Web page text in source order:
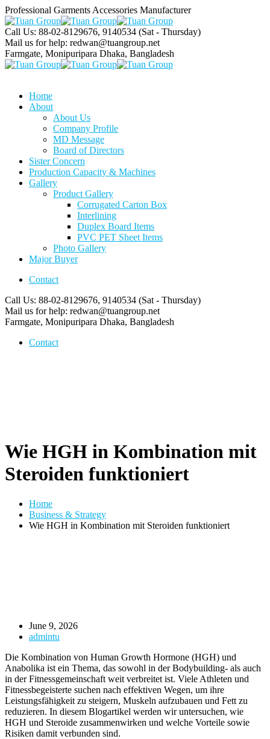
Professional Garments Accessories Manufacturer
Call Us: 88-02-8129676, 9140534 (Sat - Thursday)
Mail us for help: redwan@tuangroup.net
Farmgate, Monipuripara Dhaka, Bangladesh
Home
About
About Us
Company Profile
MD Message
Board of Directors
Sister Concern
Production Capacity & Machines
Gallery
Product Gallery
Corrugated Carton Box
Interlining
Duplex Board Items
PVC PET Sheet Items
Photo Gallery
Major Buyer
Contact
Call Us: 88-02-8129676, 9140534 (Sat - Thursday)
Mail us for help: redwan@tuangroup.net
Farmgate, Monipuripara Dhaka, Bangladesh
Contact
Wie HGH in Kombination mit
Steroiden funktioniert
Home
Business & Strategy
Wie HGH in Kombination mit Steroiden funktioniert
June 9, 2026
admintu
Die Kombination von Human Growth Hormone (HGH) und
Anabolika ist ein Thema, das sowohl in der Bodybuilding- als auch
in der Fitnessgemeinschaft weit verbreitet ist. Viele Athleten und
Fitnessbegeisterte suchen nach effektiven Wegen, um ihre
Leistungsfähigkeit zu steigern, Muskeln aufzubauen und Fett zu
reduzieren. In diesem Blogartikel werden wir untersuchen, wie
HGH und Steroide zusammenwirken und welche Vorteile sowie
Risiken damit verbunden sind.